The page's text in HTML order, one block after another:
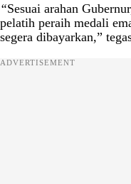
“Sesuai arahan
pelatih peraih medali
segera dibayarkan,”
ADVERTISEMENT